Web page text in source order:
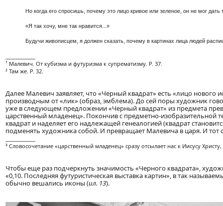
Но когда его спросишь, почему это лицо кривое или зеленое, он не мог дать
«Я так хочу, мне так нравится...»
Будучи живописцем, я должен сказать, почему в картинах лица людей
¹ Малевич. От кубизма и футуризма к супрематизму. P. 37.
² Там же. P. 32.
Далее Малевич заявляет, что «Черный квадрат» есть «лицо нового
производным от «лик» (образ, эмблема). До сей поры художник
уже в следующем предложении «Черный квадрат» из предмета
царственный младенец». Покончив с предметно-изобразительной
квадрат и наделяет его надлежащей генеалогией (квадрат
подменять художника собой. И превращает Малевича в царя. И тот
³ Словосочетание «царственный младенец» сразу отсылает нас к Иисусу
Чтобы еще раз подчеркнуть значимость «Черного квадрата»,
«0,10. Последняя футуристическая выставка картин», в так
обычно вешались иконы (ил. 13).